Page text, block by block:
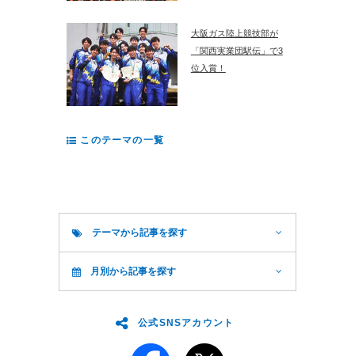
大阪ガス陸上競技部が
「関西実業団駅伝」で3
位入賞！
このテーマの一覧
テーマから記事を探す
月別から記事を探す
公式SNSアカウント